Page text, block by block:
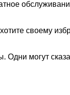
своему
могут